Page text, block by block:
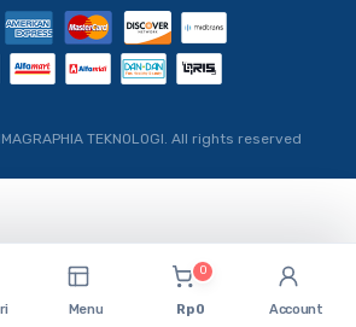
TEKNOLOGI. All rights reserved
Menu
0
Rp 0 Account